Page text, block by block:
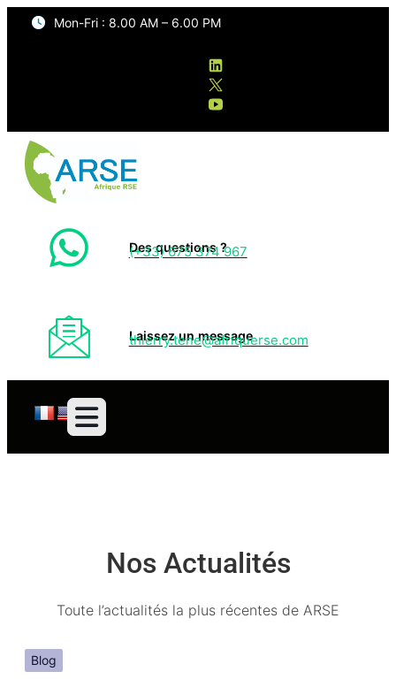
Mon-Fri : 8.00 AM – 6.00 PM
Des questions ?
(+33) 675 374 967
Laissez un message
thierry.tene@afriquerse.com
Nos Actualités
Toute l’actualités la plus récentes de ARSE
Blog